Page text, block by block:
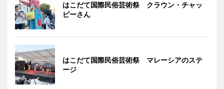
はこだて国際民俗芸術祭 クラウン・チャッ
ピーさん
はこだて国際民俗芸術祭 マレーシアのステ
ージ